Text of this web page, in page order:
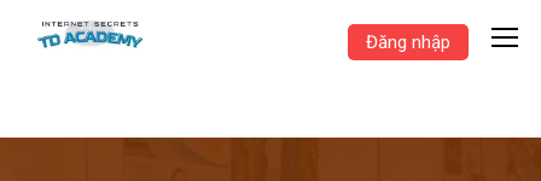
Đăng nhập